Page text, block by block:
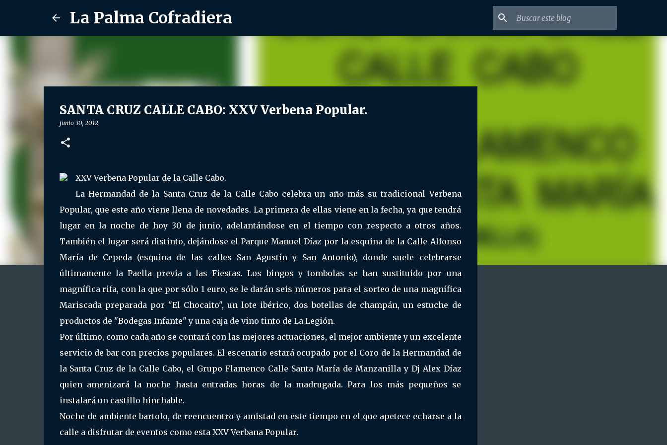
La Palma Cofradiera
SANTA CRUZ CALLE CABO: XXV Verbena Popular.
junio 30, 2012
XXV Verbena Popular de la Calle Cabo.
La Hermandad de la Santa Cruz de la Calle Cabo celebra un año más su tradicional Verbena
Popular, que este año viene llena de novedades. La primera de ellas viene en la fecha, ya que tendrá
lugar en la noche de hoy 30 de junio, adelantándose en el tiempo con respecto a otros años.
También el lugar será distinto, dejándose el Parque Manuel Díaz por la esquina de la Calle Alfonso
María de Cepeda (esquina de las calles San Agustín y San Antonio), donde suele celebrarse
últimamente la Paella previa a las Fiestas. Los bingos y tombolas se han sustituido por una
magnífica rifa, con la que por sólo 1 euro, se le darán seis números para el sorteo de una magnífica
Mariscada preparada por "El Chocaito", un lote ibérico, dos botellas de champán, un estuche de
productos de "Bodegas Infante" y una caja de vino tinto de La Legión.
Por último, como cada año se contará con las mejores actuaciones, el mejor ambiente y un excelente
servicio de bar con precios populares. El escenario estará ocupado por el Coro de la Hermandad de
la Santa Cruz de la Calle Cabo, el Grupo Flamenco Calle Santa María de Manzanilla y Dj Alex Díaz
quien amenizará la noche hasta entradas horas de la madrugada. Para los más pequeños se
instalará un castillo hinchable.
Noche de ambiente bartolo, de reencuentro y amistad en este tiempo en el que apetece echarse a la
calle a disfrutar de eventos como esta XXV Verbana Popular.